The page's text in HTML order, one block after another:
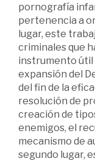
pornografía
pertenencia a
lugar, este
criminales que
instrumento útil
expansión del
del fin de la
resolución de
creación de
enemigos, el
mecanismo de
segundo lugar,